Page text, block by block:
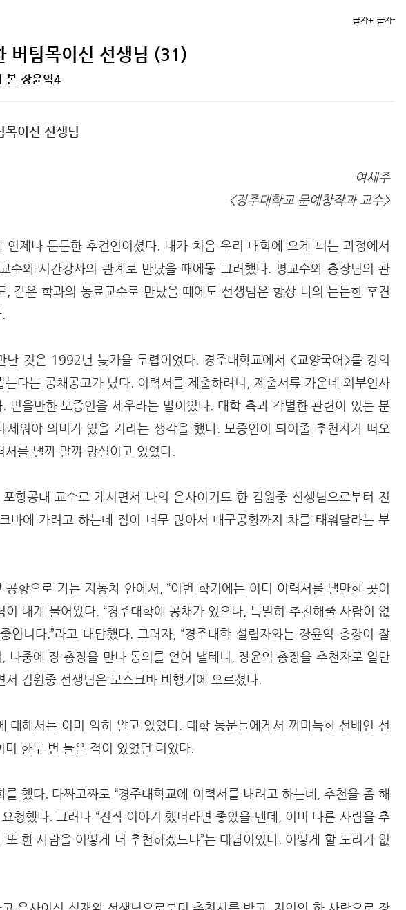
글자+ 글자-
버팀목이신 선생님 (31)
본 장윤익4
목이신 선생님
여세주
<경주대학교 문예창작과 교수>
언제나 든든한 후견인이셨다. 내가 처음 우리 대학에 오게 되는 과정에서
수와 시간강사의 관계로 만났을 때에돟 그러했다. 평교수와 총장님의 관
, 같은 학과의 동료교수로 만났을 때에도 선생님은 항상 나의 든든한 후견
난 것은 1992년 늦가을 무렵이었다. 경주대학교에서 <교양국어>를 강의
는다는 공채공고가 났다. 이력서를 제출하려니, 제출서류 가운데 외부인사
믿을만한 보증인을 세우라는 말이었다. 대학 측과 각별한 관련이 있는 분
세워야 의미가 있을 거라는 생각을 했다. 보증인이 되어줄 추천자가 떠오
서를 낼까 말까 망설이고 있었다.
항공대 교수로 계시면서 나의 은사이기도 한 김원중 선생님으로부터 전
바에 가려고 하는데 짐이 너무 많아서 대구공항까지 차를 태워달라는 부
공항으로 가는 자동차 안에서, “이번 학기에는 어디 이력서를 낼만한 곳이
이 내게 물어왔다. “경주대학에 공채가 있으나, 특별히 추천해줄 사람이 없
입니다.”라고 대답했다. 그러자, “경주대학 설립자와는 장윤익 총장이 잘
나중에 장 총장을 만나 동의를 얻어 낼테니, 장윤익 총장을 추천자로 일단
서 김원중 선생님은 모스크바 비행기에 오르셨다.
대해서는 이미 익히 알고 있었다. 대학 동문들에게서 까마득한 선배인 선
미 한두 번 들은 적이 있었던 터였다.
를 했다. 다짜고짜로 “경주대학교에 이력서를 내려고 하는데, 추천을 좀 해
청했다. 그러나 “진작 이야기 했더라면 좋았을 텐데, 이미 다른 사람을 추
또 한 사람을 어떻게 더 추천하겠느냐”는 대답이었다. 어떻게 할 도리가 없